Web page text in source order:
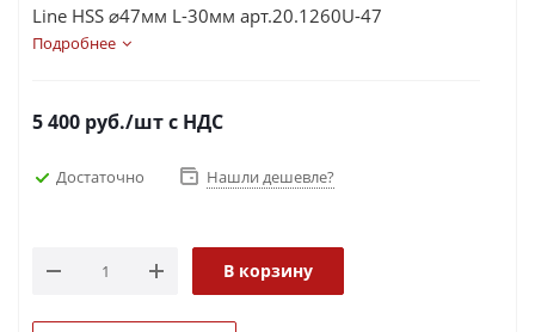
Line HSS ⌀47мм L-30мм арт.20.1260U-47
Подробнее
5 400 руб./штс НДС
Достаточно Нашли дешевле?
В корзину